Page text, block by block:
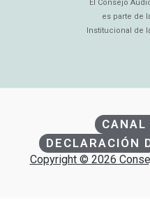
El Consejo
es parte de
Institucional de
CANAL
DECLARACIÓN
Copyright © 2026